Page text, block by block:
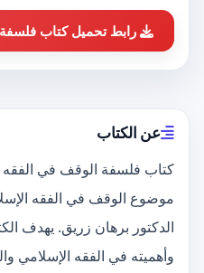
رابط تحميل كتاب
عن الكتاب
كتاب فلسفة الوقف في الفقه
موضوع الوقف في الفقه
الدكتور برهان زريق. يهدف
وأهميته في الفقه الإسلامي